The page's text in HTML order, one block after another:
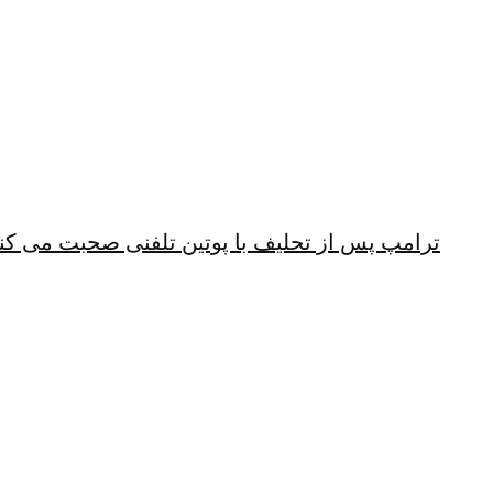
ترامپ پس از تحلیف با پوتین تلفنی صحبت می